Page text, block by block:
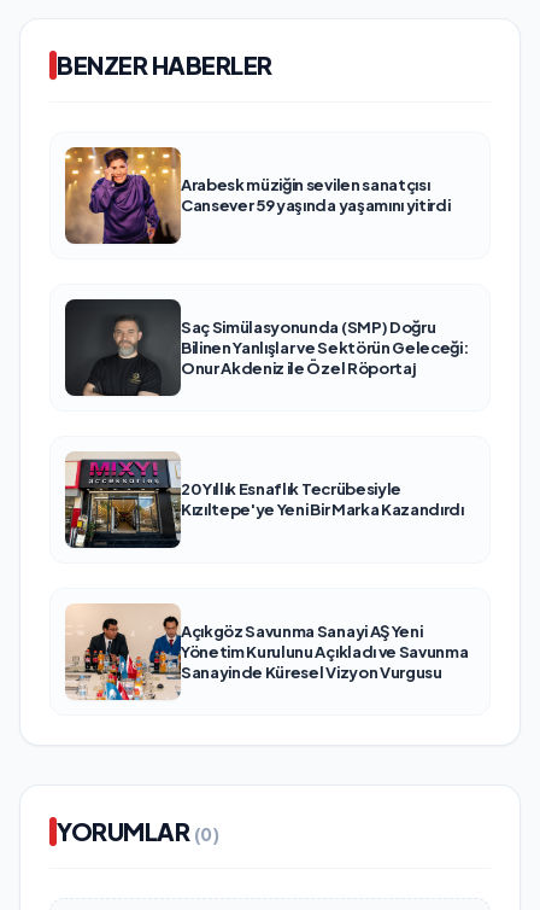
BENZER HABERLER
Arabesk müziğin sevilen sanatçısı
Cansever 59 yaşında yaşamını yitirdi
Saç Simülasyonunda (SMP) Doğru
Bilinen Yanlışlar ve Sektörün Geleceği:
Onur Akdeniz ile Özel Röportaj
20 Yıllık Esnaflık Tecrübesiyle
Kızıltepe'ye Yeni Bir Marka Kazandırdı
Açıkgöz Savunma Sanayi AŞ Yeni
Yönetim Kurulunu Açıkladı ve Savunma
Sanayinde Küresel Vizyon Vurgusu
YORUMLAR (0)